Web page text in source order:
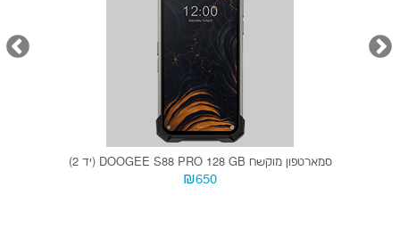
סמארטפון מוקשח DOOGEE S88 PRO 128 GB (יד 2)
₪650